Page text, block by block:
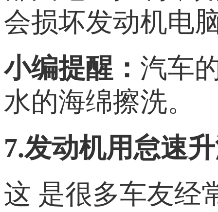
会损坏发动机电
小编提醒： 汽车
水的海绵擦洗。
7.发动机用怠速
这 是很多车友经